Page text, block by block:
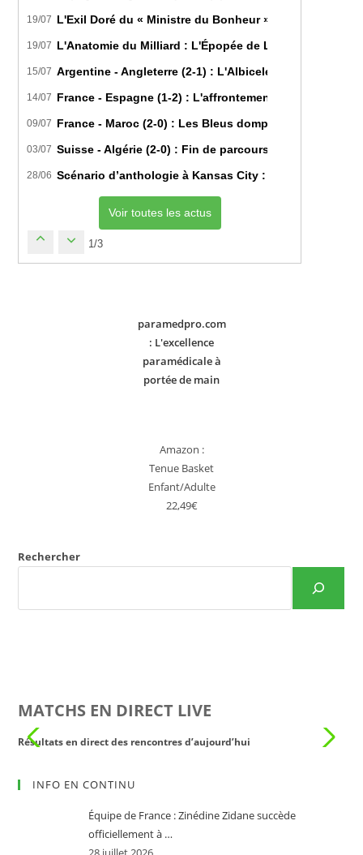
19/07 L'Exil Doré du « Ministre du Bonheur » : Dans les
19/07 L'Anatomie du Milliard : L'Épopée de Lamine Yamal du
15/07 Argentine - Angleterre (2-1) : L'Albiceleste renverse
14/07 France - Espagne (1-2) : L'affrontement tactique
09/07 France - Maroc (2-0) : Les Bleus domptent les Lions
03/07 Suisse - Algérie (2-0) : Fin de parcours pour les
28/06 Scénario d’anthologie à Kansas City : L’Algérie
Voir toutes les actus
1/3
paramedpro.com
: L'excellence
paramédicale à
portée de main
Amazon :
Tenue Basket
Enfant/Adulte
22,49€
Rechercher
MATCHS EN DIRECT LIVE
Résultats en direct des rencontres d’aujourd’hui
INFO EN CONTINU
Équipe de France : Zinédine Zidane succède
officiellement à …